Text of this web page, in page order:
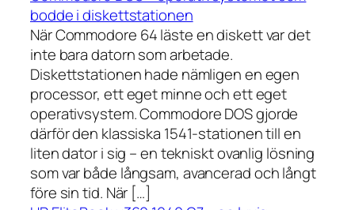
bodde i diskettstationen
När Commodore 64 läste en diskett var det
inte bara datorn som arbetade.
Diskettstationen hade nämligen en egen
processor, ett eget minne och ett eget
operativsystem. Commodore DOS gjorde
därför den klassiska 1541-stationen till en
liten dator i sig – en tekniskt ovanlig lösning
som var både långsam, avancerad och långt
före sin tid. När […]